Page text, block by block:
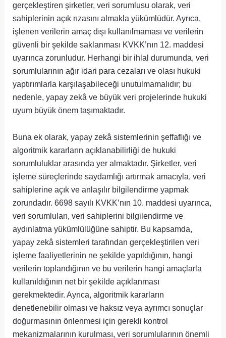
gerçekleştiren şirketler, veri sorumlusu olarak, veri
sahiplerinin açık rızasını almakla yükümlüdür. Ayrıca,
işlenen verilerin amaç dışı kullanılmaması ve verilerin
güvenli bir şekilde saklanması KVKK’nın 12. maddesi
uyarınca zorunludur. Herhangi bir ihlal durumunda, veri
sorumlularının ağır idari para cezaları ve olası hukuki
yaptırımlarla karşılaşabileceği unutulmamalıdır; bu
nedenle, yapay zekâ ve büyük veri projelerinde hukuki
uyum büyük önem taşımaktadır.
Buna ek olarak, yapay zekâ sistemlerinin şeffaflığı ve
algoritmik kararların açıklanabilirliği de hukuki
sorumluluklar arasında yer almaktadır. Şirketler, veri
işleme süreçlerinde saydamlığı artırmak amacıyla, veri
sahiplerine açık ve anlaşılır bilgilendirme yapmak
zorundadır. 6698 sayılı KVKK’nın 10. maddesi uyarınca,
veri sorumluları, veri sahiplerini bilgilendirme ve
aydınlatma yükümlülüğüne sahiptir. Bu kapsamda,
yapay zekâ sistemleri tarafından gerçekleştirilen veri
işleme faaliyetlerinin ne şekilde yapıldığının, hangi
verilerin toplandığının ve bu verilerin hangi amaçlarla
kullanıldığının net bir şekilde açıklanması
gerekmektedir. Ayrıca, algoritmik kararların
denetlenebilir olması ve haksız veya ayrımcı sonuçlar
doğurmasının önlenmesi için gerekli kontrol
mekanizmalarının kurulması, veri sorumlularının önemli